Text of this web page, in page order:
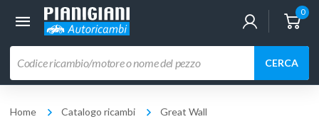
0
prodotti
CERCA
Home Catalogo ricambi Great Wall